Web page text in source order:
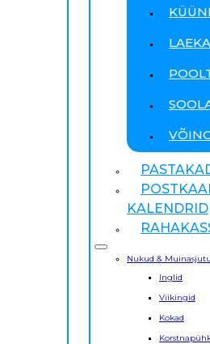
KALENDRID
Nukud &
Inglid
Viikingid
Kokad